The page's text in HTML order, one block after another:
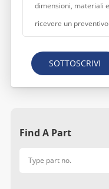
SOTTOSCRIVI
Find A Part